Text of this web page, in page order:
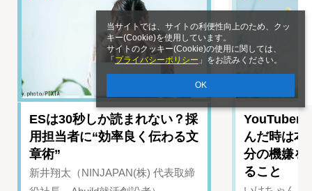
当サイトでは、サイトの利便性向上のため、クッ
キー(Cookie)を使用しています。
サイトのクッキー(Cookie)の使用に関しては、
「 プライバシーポリシー 」をお読みください。
OK
ESは30秒しか読まれない？採
用担当者に“効率良く伝わる文
章術”
新井翔太（NINJAPAN(株) 代表取締
YouTuber
んだ時は
分の機嫌を
ること